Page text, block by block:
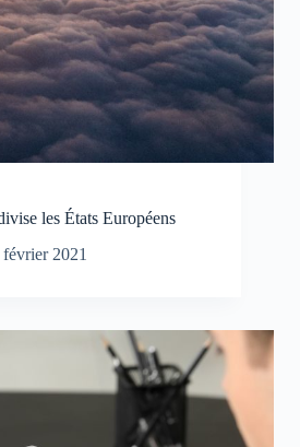
les États Européens
février 2021